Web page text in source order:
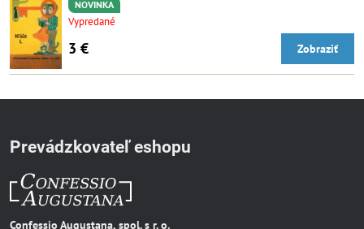
NOVINKA
Vypredané
3 € Zobraziť
Prevádzkovateľ eshopu
Confessio Augustana, spol. s r. o.